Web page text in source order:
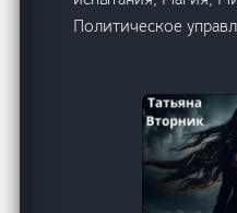
Политическое